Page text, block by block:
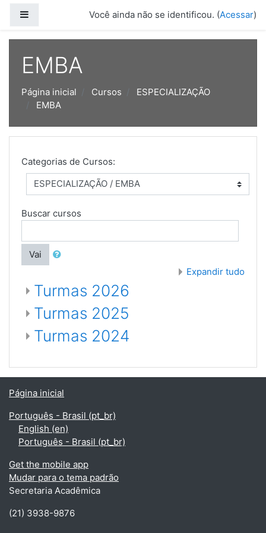
Você ainda não se identificou. (Acessar)
EMBA
Página inicial Cursos
ESPECIALIZAÇÃO
EMBA
Categorias de Cursos:
Buscar cursos
Vai
Expandir tudo
Turmas 2026
Turmas 2025
Turmas 2024
Página inicial
Português - Brasil ‎(pt_br)‎
English ‎(en)‎
Português - Brasil ‎(pt_br)‎
Get the mobile app
Mudar para o tema padrão
Secretaria Acadêmica
(21) 3938-9876